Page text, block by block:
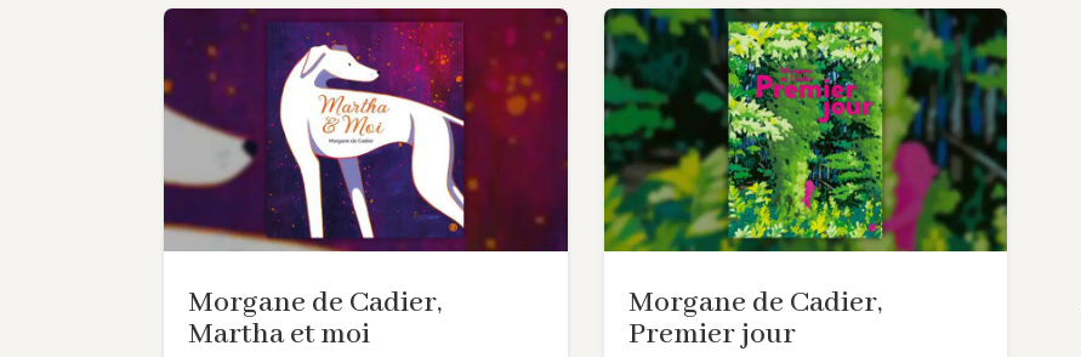
Morgane de Cadier,
Martha et moi
Morgane de Cadier,
Premier jour